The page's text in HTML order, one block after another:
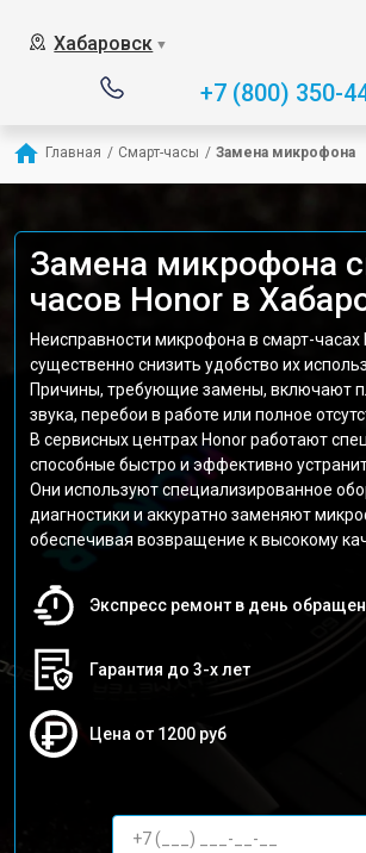
Хабаровск ▼
+7 (800) 350-
Главная / Смарт-часы / Замена микрофона
Замена микрофона
часов Honor в
Неисправности микрофона в смарт-часах
существенно снизить удобство их
Причины, требующие замены, включают
звука, перебои в работе или полное
В сервисных центрах Honor работают
способные быстро и эффективно
Они используют специализированное
диагностики и аккуратно заменяют
обеспечивая возвращение к высокому
Экспресс ремонт в день
Гарантия до 3-х лет
Цена от 1200 руб